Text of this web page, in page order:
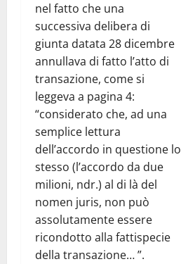
nel fatto che una
successiva delibera di
giunta datata 28 dicembre
annullava di fatto l’atto di
transazione, come si
leggeva a pagina 4:
“considerato che, ad una
semplice lettura
dell’accordo in questione lo
stesso (l’accordo da due
milioni, ndr.) al di là del
nomen juris, non può
assolutamente essere
ricondotto alla fattispecie
della transazione… ”.